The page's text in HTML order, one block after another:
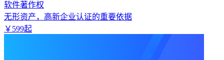
软件著作权
无形资产，高新企业认证的重要依据
￥ 599起